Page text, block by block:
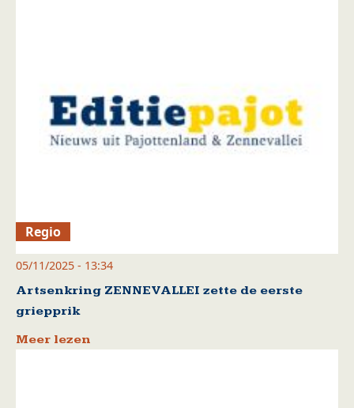
Regio
05/11/2025 - 13:34
Artsenkring ZENNEVALLEI zette de eerste
griepprik
Meer lezen